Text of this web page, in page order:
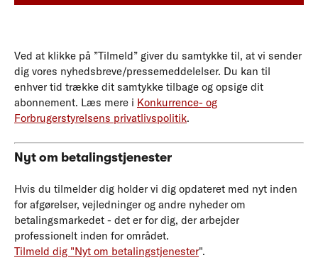
Ved at klikke på ”Tilmeld” giver du samtykke til, at vi sender
dig vores nyhedsbreve/pressemeddelelser. Du kan til
enhver tid trække dit samtykke tilbage og opsige dit
abonnement. Læs mere i Konkurrence- og
Forbrugerstyrelsens privatlivspolitik.
Nyt om betalingstjenester
Hvis du tilmelder dig holder vi dig opdateret med nyt inden
for afgørelser, vejledninger og andre nyheder om
betalingsmarkedet - det er for dig, der arbejder
professionelt inden for området.
Tilmeld dig "Nyt om betalingstjenester".